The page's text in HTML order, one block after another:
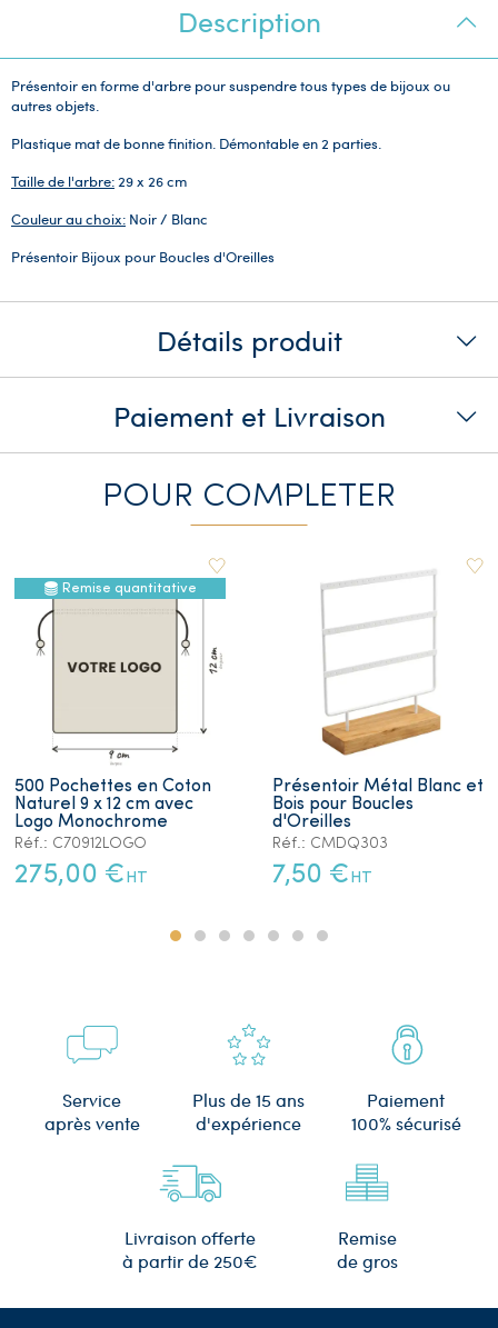
Description
Présentoir en forme d'arbre pour suspendre tous types de bijoux ou
autres objets.
Plastique mat de bonne finition. Démontable en 2 parties.
Taille de l'arbre:29 x 26 cm
Couleur au choix: Noir / Blanc
Présentoir Bijoux pour Boucles d'Oreilles
Détails produit
Paiement et Livraison
POUR COMPLETER
Remise quantitative
500 Pochettes en Coton
Naturel 9 x 12 cm avec
Logo Monochrome
Réf.: C70912LOGO
275,00 € HT
Présentoir Métal Blanc et
Bois pour Boucles
d'Oreilles
Réf.: CMDQ303
7,50 € HT
Service
après vente
Plus de 15 ans
d'expérience
Paiement
100% sécurisé
Livraison offerte
à partir de 250€
Remise
de gros